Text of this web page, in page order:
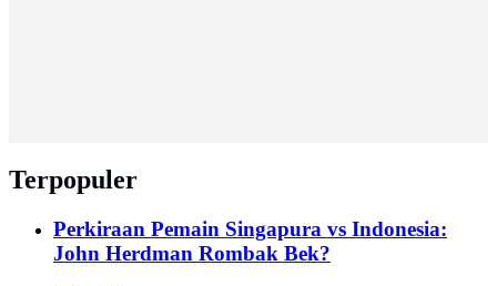
Terpopuler
Perkiraan Pemain Singapura vs Indonesia:
John Herdman Rombak Bek?